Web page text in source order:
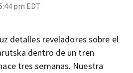
pm EDT
detalles reveladores sobre el
dentro de un tren
tres semanas. Nuestra